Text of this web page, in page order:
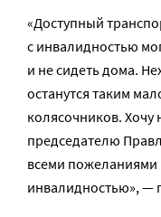
«Доступный
с инвалидностью
и не сидеть дома.
останутся таким
колясочников. Хочу
председателю
всеми
инвалидностью», —